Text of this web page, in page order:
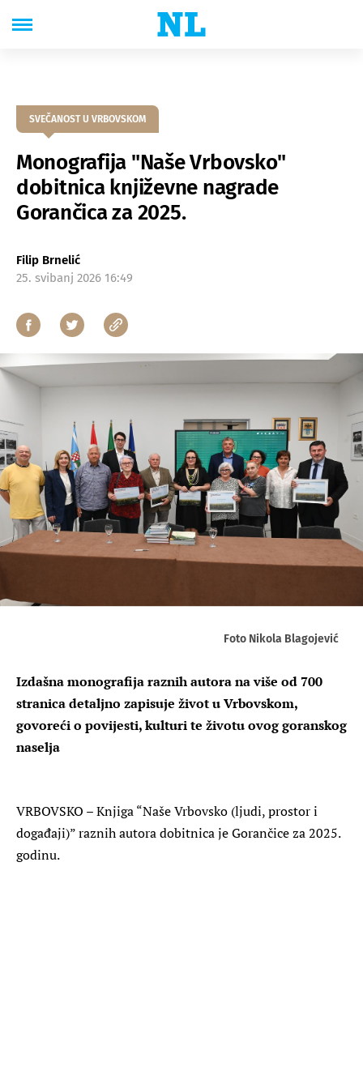
SVEČANOST U VRBOVSKOM
Monografija "Naše Vrbovsko"
dobitnica književne nagrade
Gorančica za 2025.
Filip Brnelić
25. svibanj 2026 16:49
Foto Nikola Blagojević
Izdašna monografija raznih autora na više od 700
stranica detaljno zapisuje život u Vrbovskom,
govoreći o povijesti, kulturi te životu ovog goranskog
naselja
VRBOVSKO – Knjiga “Naše Vrbovsko (ljudi, prostor i
događaji)” raznih autora dobitnica je Gorančice za 2025.
godinu.